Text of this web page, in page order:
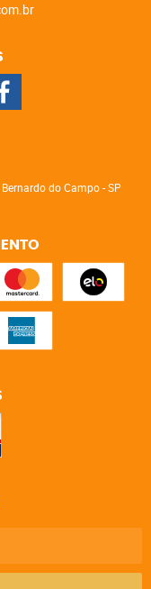
Bernardo do Campo-SP